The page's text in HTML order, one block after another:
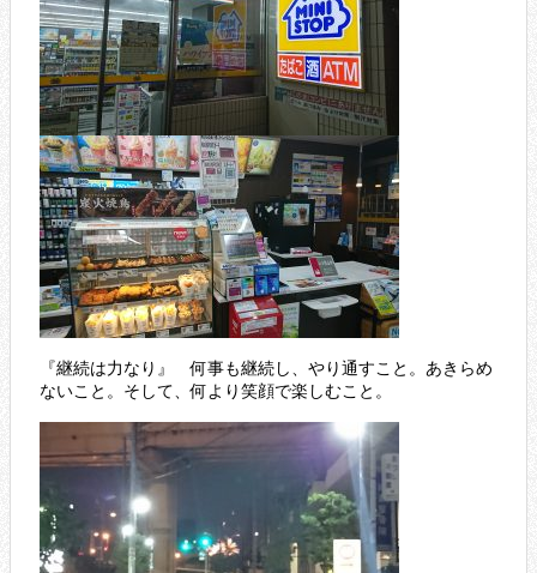
『継続は力なり』 何事も継続し、やり通すこと。あきらめ
ないこと。そして、何より笑顔で楽しむこと。